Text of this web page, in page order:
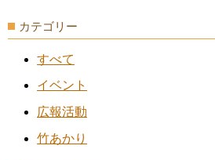
カテゴリー
すべて
イベント
広報活動
竹あかり